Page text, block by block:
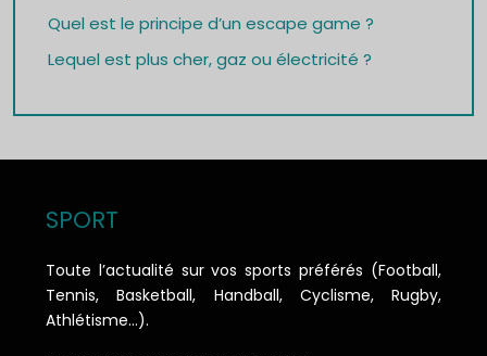
Quel est le principe d’un escape game ?
Lequel est plus cher, gaz ou électricité ?
SPORT
Toute l’actualité sur vos sports préférés (Football,
Tennis, Basketball, Handball, Cyclisme, Rugby,
Athlétisme…).